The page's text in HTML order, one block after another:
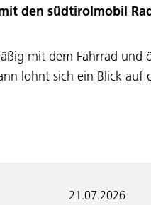
den südtirolmobil
mit dem Fahrrad und
lohnt sich ein Blick auf
21.07.2026